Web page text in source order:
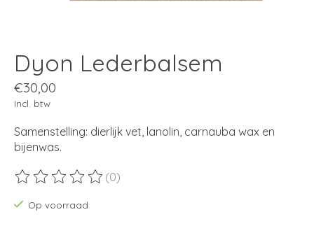
Dyon Lederbalsem
€30,00
Incl. btw
Samenstelling: dierlijk vet, lanolin, carnauba wax en
bijenwas.
De beoordeling van dit product is
(0)
Op voorraad